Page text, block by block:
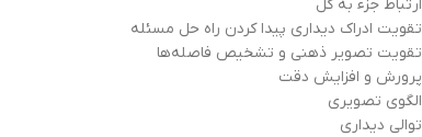
ارتباط جزء به كل
تقويت ادراك ديداری پيدا كردن راه حل مسئله
تقويت تصوير ذهنی و تشخيص فاصله‌ها
پرورش و افزايش دقت
الگوي تصويری
توالي ديداری